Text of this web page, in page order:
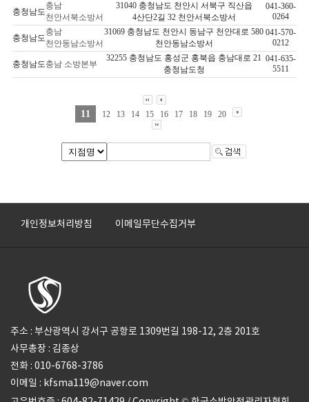
충청남도
충남
천안서북소방서
31040 충청남도 천안시 서북구 직산읍
4산단2길 32 천안서북소방서
041-360-
0264
충청남도
충남
천안동남소방서
31069 충청남도 천안시 동남구 천안대로 580
천안동남소방서
041-570-
0212
충청남도충남 소방본부
32255 충청남도 홍성군 홍북읍 충남대로 21
충청남도청
041-635-
5511
11 12 13 14 15 16 17 18 19 20
개인정보처리방침 이메일무단수집거부
주소 : 부산광역시 강서구 공항로 1309번길 198-12, 2층 201호
사무총장 : 김종상
전화 : 010-6768-3786
이메일 : kfsma119@naver.com